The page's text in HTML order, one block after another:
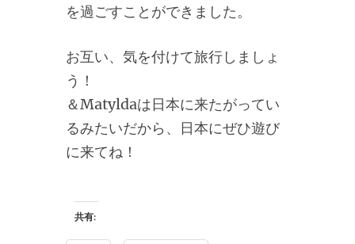
を過ごすことができました。
お互い、気を付けて旅行しましょ
う！
＆Matyldaは日本に来たがってい
るみたいだから、日本にぜひ遊び
に来てね！
共有: